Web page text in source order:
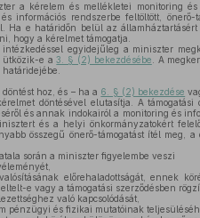
a kérelem és mellékletei monitoring
információs rendszerbe feltöltött,
Ha e határidőn belül az
hogy a kérelmet támogatja.
intézkedéssel egyidejűleg a miniszter
ütközik-e a3. § (2) bekezdésébe . A
hoz, és – ha a 6. § (2) bekezdése
döntésével elutasítja. A
és annak indokairól a monitoring és
és a helyi önkormányzatokért
összegű önerő-támogatást ítél meg,
során a miniszter figyelembe veszi
előrehaladottságát, ennek
e vagy a támogatási szerződésben
való kapcsolódását,
pénzügyi és fizikai mutatóinak